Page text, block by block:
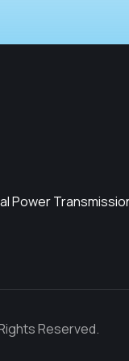
Power
Reserved.